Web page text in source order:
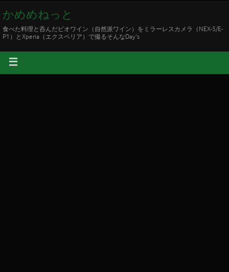
かめめねっと
食べた料理と呑んだビオワイン（自然派ワイン）をミラーレスカメラ（NEX-5/E-
P1）とXperia（エクスペリア）で撮るそんなDay's